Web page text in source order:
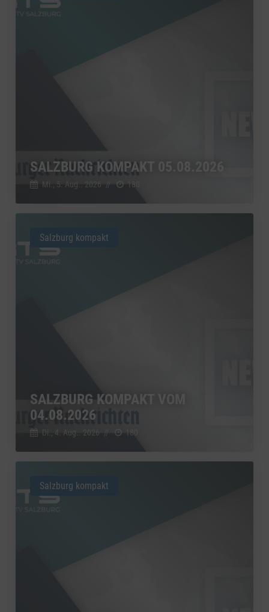
SALZBURG KOMPAKT 05.08.2026
Mi., 5. Aug.. 2026 // 180
SALZBURG KOMPAKT VOM
04.08.2026
Di., 4. Aug.. 2026 // 180
Salzburg kompakt
Salzburg kompakt